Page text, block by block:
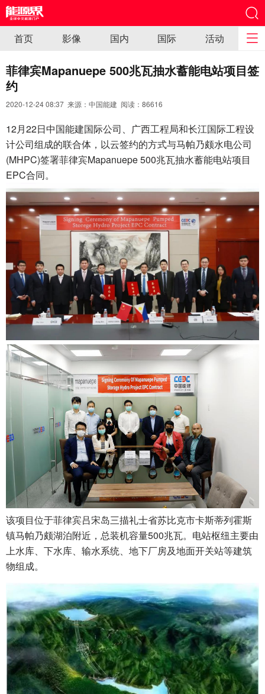
首页 影像 国内 国际 活动
菲律宾Mapanuepe 500兆瓦抽水蓄能电站项目签
约
2020-12-24 08:37 来源：中国能建 阅读： 86616
12月22日中国能建国际公司、广西工程局和长江国际工程设
计公司组成的联合体，以云签约的方式与马帕乃颇水电公司
(MHPC)签署菲律宾Mapanuepe 500兆瓦抽水蓄能电站项目
EPC合同。
该项目位于菲律宾吕宋岛三描礼士省苏比克市卡斯蒂列霍斯
镇马帕乃颇湖泊附近，总装机容量500兆瓦。电站枢纽主要由
上水库、下水库、输水系统、地下厂房及地面开关站等建筑
物组成。